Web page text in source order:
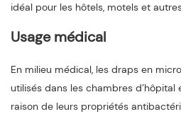
idéal pour les hôtels, motels et
Usage médical
En milieu médical, les draps en
utilisés dans les chambres d’hôpital
raison de leurs propriétés